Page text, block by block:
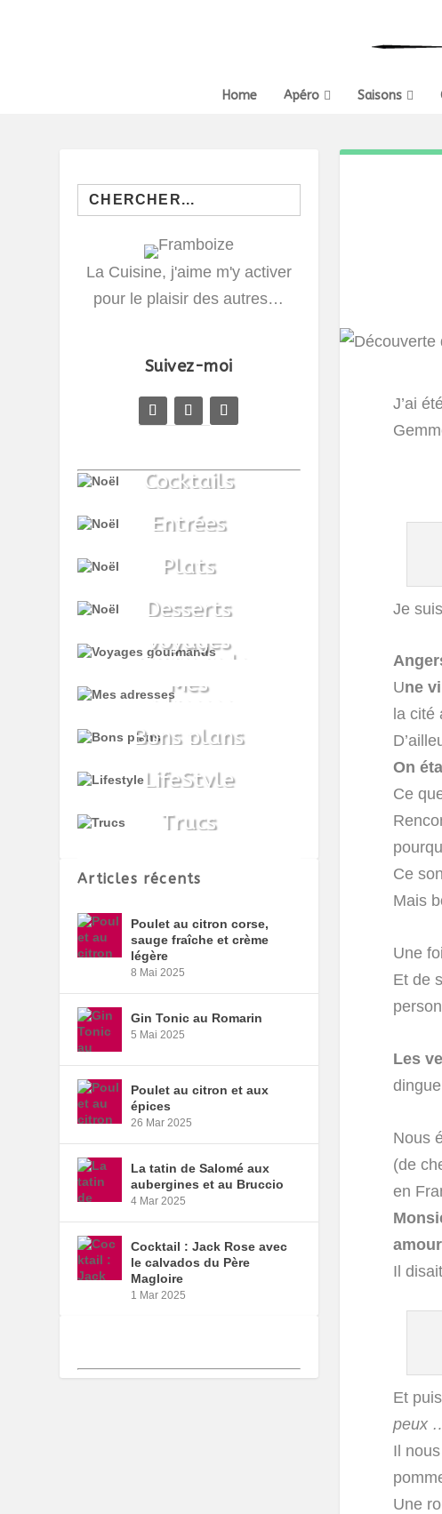
Home Apéro Saisons
J’ai
Je
Une
la cité
On
Ce
Ce
Mais
Une
Et de
Les
Nous
(de
en
Il
Et
peux
Il
Une
Search
for:
La Cuisine, j'aime m'y activer
pour le plaisir des autres…
Suivez-moi
Articles récents
Poulet au citron corse,
sauge fraîche et crème
légère
8 Mai 2025
Gin Tonic au Romarin
5 Mai 2025
Poulet au citron et aux
épices
26 Mar 2025
La tatin de Salomé aux
aubergines et au Bruccio
4 Mar 2025
Cocktail : Jack Rose avec
le calvados du Père
Magloire
1 Mar 2025